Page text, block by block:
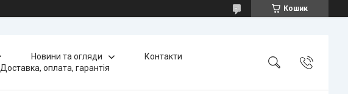
Кошик
Новини та огляди
Контакти
Доставка, оплата, гарантія